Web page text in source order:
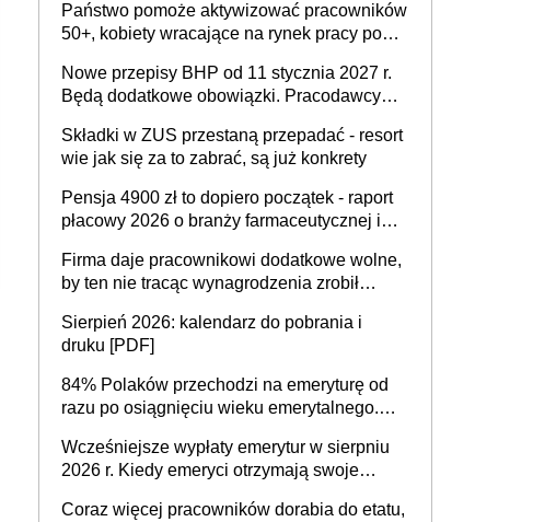
Państwo pomoże aktywizować pracowników
50+, kobiety wracające na rynek pracy po
osoby neuroatypowe. Powstanie Fundusz
na rzecz Inkluzywności w Zatrudnianiu?
Nowe przepisy BHP od 11 stycznia 2027 r.
Będą dodatkowe obowiązki. Pracodawcy
Składki w ZUS przestaną przepadać - resort
wie jak się za to zabrać, są już konkrety
Pensja 4900 zł to dopiero początek - raport
płacowy 2026 o branży farmaceutycznej i
Firma daje pracownikowi dodatkowe wolne,
by ten nie tracąc wynagrodzenia zrobił
sprawdza
Sierpień 2026: kalendarz do pobrania i
druku [PDF]
84% Polaków przechodzi na emeryturę od
razu po osiągnięciu wieku emerytalnego.
dłużej, ale czy jest w stanie? Pracownicy
45+ to siła napędowa gospodarki
Wcześniejsze wypłaty emerytur w sierpniu
2026 r. Kiedy emeryci otrzymają swoje
Coraz więcej pracowników dorabia do etatu,